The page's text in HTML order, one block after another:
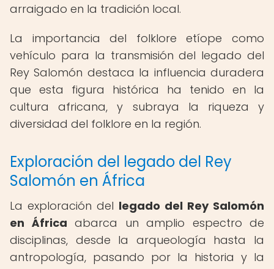
arraigado en la tradición local.
La importancia del folklore etíope como
vehículo para la transmisión del legado del
Rey Salomón destaca la influencia duradera
que esta figura histórica ha tenido en la
cultura africana, y subraya la riqueza y
diversidad del folklore en la región.
Exploración del legado del Rey
Salomón en África
La exploración del legado del Rey Salomón
en África abarca un amplio espectro de
disciplinas, desde la arqueología hasta la
antropología, pasando por la historia y la